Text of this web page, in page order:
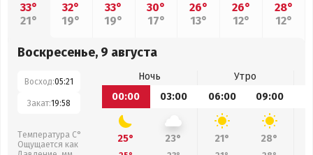
33°
21°
32°
19°
33°
19°
30°
17°
26°
13°
26°
12°
28°
12°
Воскресенье, 9 августа
Восход:05:21
Закат:19:58
Температура С°
Ощущается как
Ночь
Утро
00:00
03:00 06:00 09:00
25° 23° 21° 28°